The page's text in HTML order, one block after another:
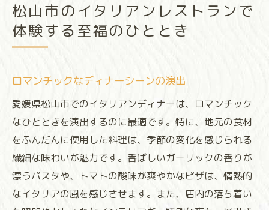
松山市のイタリアンレストランで
体験する至福のひととき
ロマンチックなディナーシーンの演出
愛媛県松山市でのイタリアンディナーは、ロマンチック
なひとときを演出するのに最適です。特に、地元の食材
をふんだんに使用した料理は、季節の変化を感じられる
繊細な味わいが魅力です。香ばしいガーリックの香りが
漂うパスタや、トマトの酸味が爽やかなピザは、情熱的
なイタリアの風を感じさせます。また、店内の落ち着い